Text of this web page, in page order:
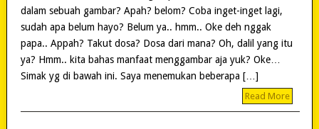
dalam sebuah gambar? Apah? belom? Coba inget-inget lagi,
sudah apa belum hayo? Belum ya.. hmm.. Oke deh nggak
papa.. Appah? Takut dosa? Dosa dari mana? Oh, dalil yang itu
ya? Hmm.. kita bahas manfaat menggambar aja yuk? Oke…
Simak yg di bawah ini. Saya menemukan beberapa […]
Read More